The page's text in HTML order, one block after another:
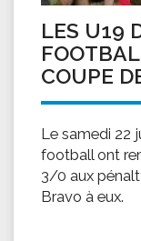
LES U19
COUPE
Le samedi 22
football ont
3/0 aux
Bravo à eux.